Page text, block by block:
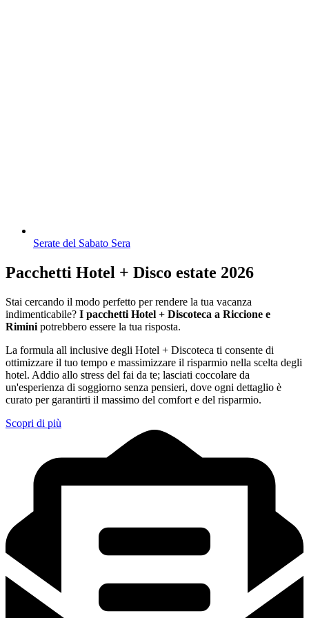
Serate del Sabato Sera
Pacchetti Hotel + Disco estate 2026
Stai cercando il modo perfetto per rendere la tua vacanza
indimenticabile? I pacchetti Hotel + Discoteca a Riccione e
Rimini potrebbero essere la tua risposta.
La formula all inclusive degli Hotel + Discoteca ti consente di
ottimizzare il tuo tempo e massimizzare il risparmio nella scelta degli
hotel. Addio allo stress del fai da te; lasciati coccolare da
un'esperienza di soggiorno senza pensieri, dove ogni dettaglio è
curato per garantirti il massimo del comfort e del risparmio.
Scopri di più